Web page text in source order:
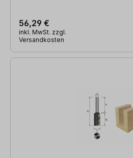
56,29 €
inkl. MwSt. zzgl.
Versandkosten